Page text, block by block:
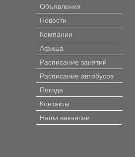
Объявления
Новости
Компании
Афиша
Расписание занятий
Расписание автобусов
Погода
Контакты
Наши вакансии